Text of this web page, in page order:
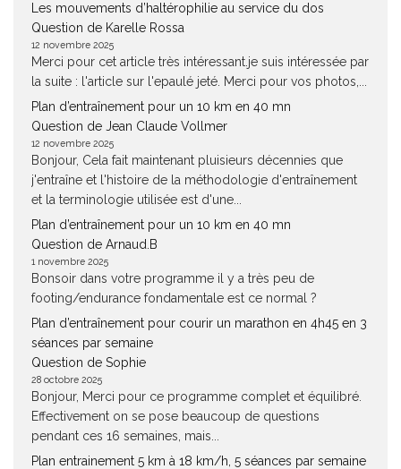
Les mouvements d’haltérophilie au service du dos
Question de Karelle Rossa
12 novembre 2025
Merci pour cet article très intéressant.je suis intéressée par
la suite : l'article sur l'epaulé jeté. Merci pour vos photos,...
Plan d’entraînement pour un 10 km en 40 mn
Question de Jean Claude Vollmer
12 novembre 2025
Bonjour, Cela fait maintenant pluisieurs décennies que
j'entraîne et l'histoire de la méthodologie d'entraînement
et la terminologie utilisée est d'une...
Plan d’entraînement pour un 10 km en 40 mn
Question de Arnaud.B
1 novembre 2025
Bonsoir dans votre programme il y a très peu de
footing/endurance fondamentale est ce normal ?
Plan d’entraînement pour courir un marathon en 4h45 en 3
séances par semaine
Question de Sophie
28 octobre 2025
Bonjour, Merci pour ce programme complet et équilibré.
Effectivement on se pose beaucoup de questions
pendant ces 16 semaines, mais...
Plan entrainement 5 km à 18 km/h, 5 séances par semaine